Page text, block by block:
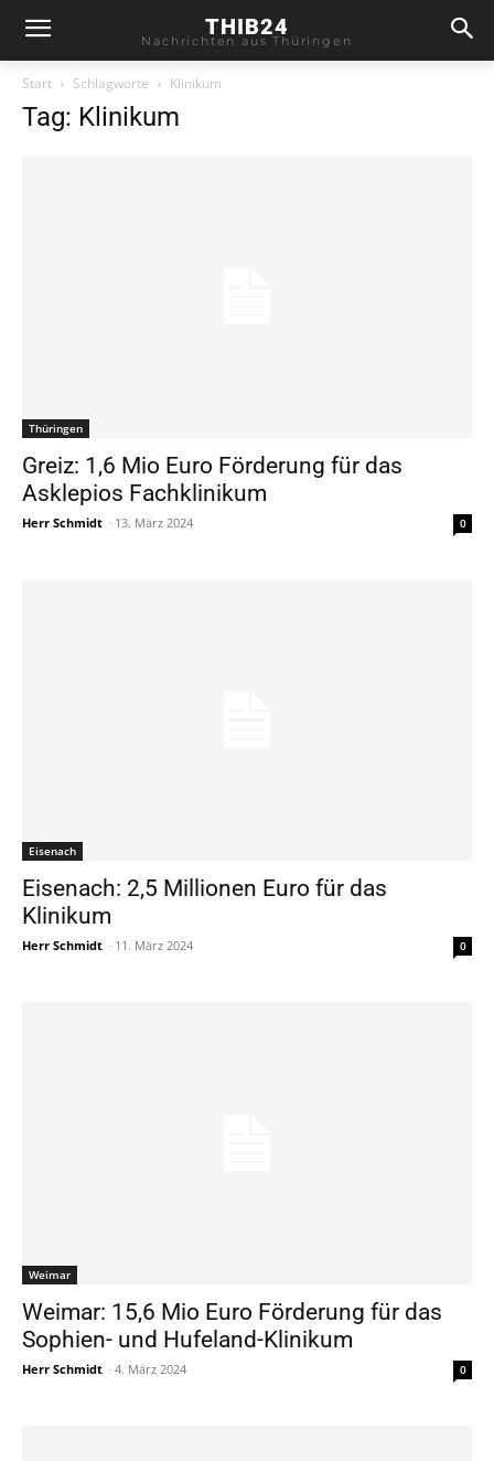
THIB24
Nachrichten aus Thüringen
Start Schlagworte Klinikum
Tag: Klinikum
Thüringen
Greiz: 1,6 Mio Euro Förderung für das
Asklepios Fachklinikum
Herr Schmidt - 13. März 2024 0
Eisenach
Eisenach: 2,5 Millionen Euro für das
Klinikum
Herr Schmidt - 11. März 2024 0
Weimar
Weimar: 15,6 Mio Euro Förderung für das
Sophien- und Hufeland-Klinikum
Herr Schmidt - 4. März 2024 0